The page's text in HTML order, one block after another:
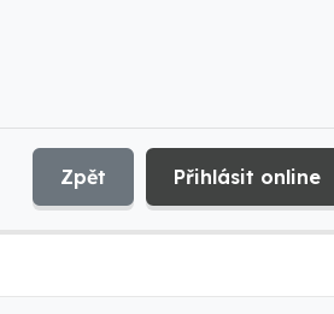
Přihlásit online
Zpět